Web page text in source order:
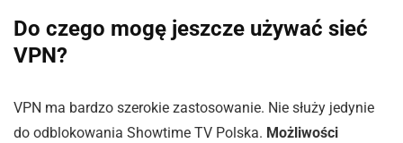
Do czego mogę jeszcze używać sieć
VPN?
VPN ma bardzo szerokie zastosowanie. Nie służy jedynie
do odblokowania Showtime TV Polska. Możliwości